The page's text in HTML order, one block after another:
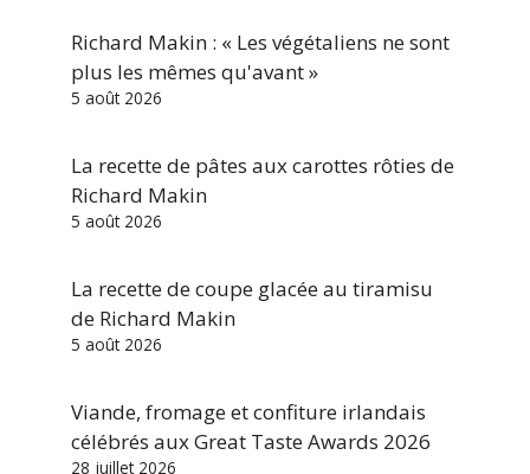
Richard Makin : « Les végétaliens ne sont
plus les mêmes qu'avant »
5 août 2026
La recette de pâtes aux carottes rôties de
Richard Makin
5 août 2026
La recette de coupe glacée au tiramisu
de Richard Makin
5 août 2026
Viande, fromage et confiture irlandais
célébrés aux Great Taste Awards 2026
28 juillet 2026